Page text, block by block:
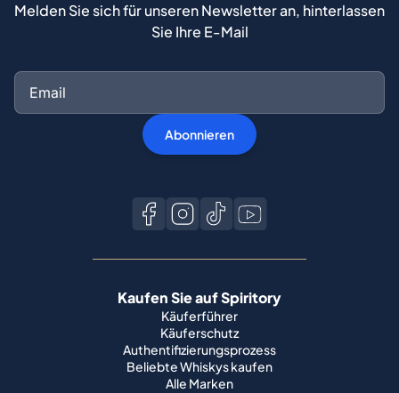
Melden Sie sich für unseren Newsletter an, hinterlassen
Sie Ihre E-Mail
Abonnieren
Kaufen Sie auf Spiritory
Käuferführer
Käuferschutz
Authentifizierungsprozess
Beliebte Whiskys kaufen
Alle Marken